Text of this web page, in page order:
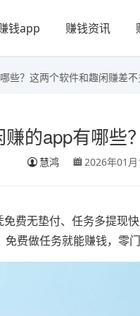
钱app 赚钱资讯
些？这两个软件和趣闲赚差不
赚的app有哪些
慧鸿 2026年01
费无垫付、任务多提现
费做任务就能赚钱，零